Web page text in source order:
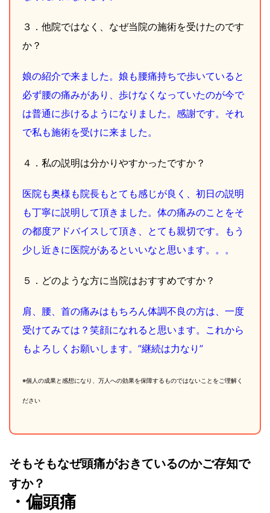
３．他院ではなく、なぜ当院の施術を受けたのです
か？
娘の紹介で来ました。娘も腰痛持ちで歩いていると
必ず腰の痛みがあり、歩けなくなっていたのが今で
は普通に歩けるようになりました。感謝です。それ
で私も施術を受けに来ました。
４．私の説明は分かりやすかったですか？
医院も奥様も院長もとても感じが良く、初日の説明
も丁寧に説明して頂きました。体の痛みのことをそ
の都度アドバイスして頂き、とても親切です。もう
少し近きに医院があるといいなと思います。。。
５．どのような方に当院はおすすめですか？
肩、腰、首の痛みはもちろん体調不良の方は、一度
受けてみては？笑顔になれると思います。これから
もよろしくお願いします。”継続は力なり”
※個人の成果と感想になり、万人への効果を保障するものではないことをご理解く
ださい
そもそもなぜ頭痛がおきているのかご存知で
すか？
・偏頭痛